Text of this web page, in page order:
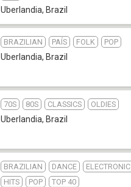
Uberlandia, Brazil
BRAZILIAN PAÍS FOLK POP
Uberlandia, Brazil
70S 80S CLASSICS OLDIES
Uberlandia, Brazil
BRAZILIAN DANCE
ELECTRONIC
HITS
POP TOP 40